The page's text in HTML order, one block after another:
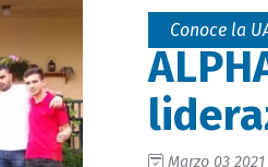
Conoce la
Marzo 03 2021